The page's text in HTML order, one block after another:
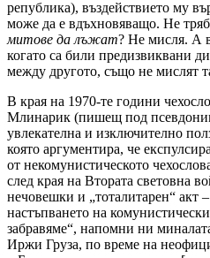
република), въздействието му
може да е вдъхновяващо. Не
митове да лъжат? Не мисля. А
когато са били предизвиквани
между другото, също не мислят
В края на 1970-те години
Млинарик (пишещ под
увлекателна и изключително
която аргументира, че
от некомунистическото
след края на Втората световна
нечовешки и „тоталитарен“ акт
настъпването на
забравяме“, напомни ни
Иржи Груза, по време на